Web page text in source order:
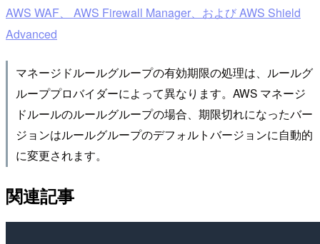
AWS WAF、 AWS Firewall Manager、および AWS Shield
Advanced
マネージドルールグループの有効期限の処理は、ルールグ
ループプロバイダーによって異なります。AWS マネージ
ドルールのルールグループの場合、期限切れになったバー
ジョンはルールグループのデフォルトバージョンに自動的
に変更されます。
関連記事